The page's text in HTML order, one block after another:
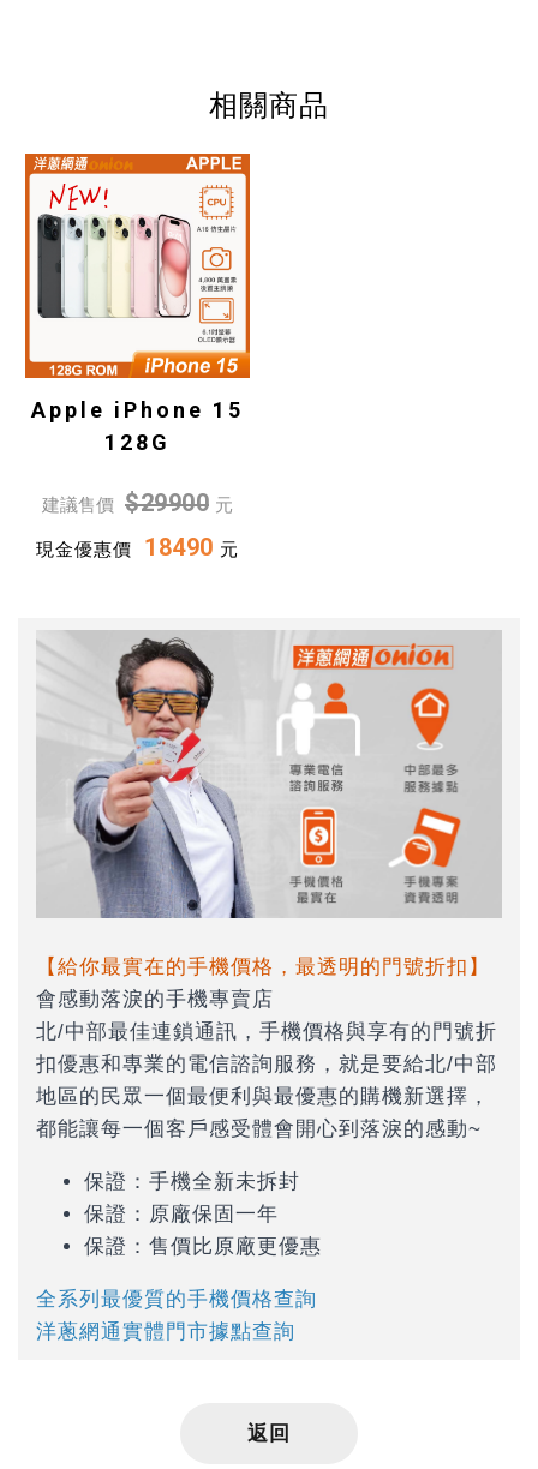
相關商品
Apple iPhone 15
128G
建議售價 $29900 元
現金優惠價 18490 元
【給你最實在的手機價格，最透明的門號折扣】
會感動落淚的手機專賣店
北/中部最佳連鎖通訊，手機價格與享有的門號折
扣優惠和專業的電信諮詢服務，就是要給北/中部
地區的民眾一個最便利與最優惠的購機新選擇，
都能讓每一個客戶感受體會開心到落淚的感動~
保證：手機全新未拆封
保證：原廠保固一年
保證：售價比原廠更優惠
全系列最優質的手機價格查詢
洋蔥網通實體門市據點查詢
返回